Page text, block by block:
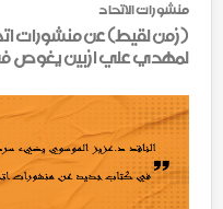
منشورات الاتحاد
(زمن لقيط) عن منشورات
لمهدي علي ازبين يغوص في